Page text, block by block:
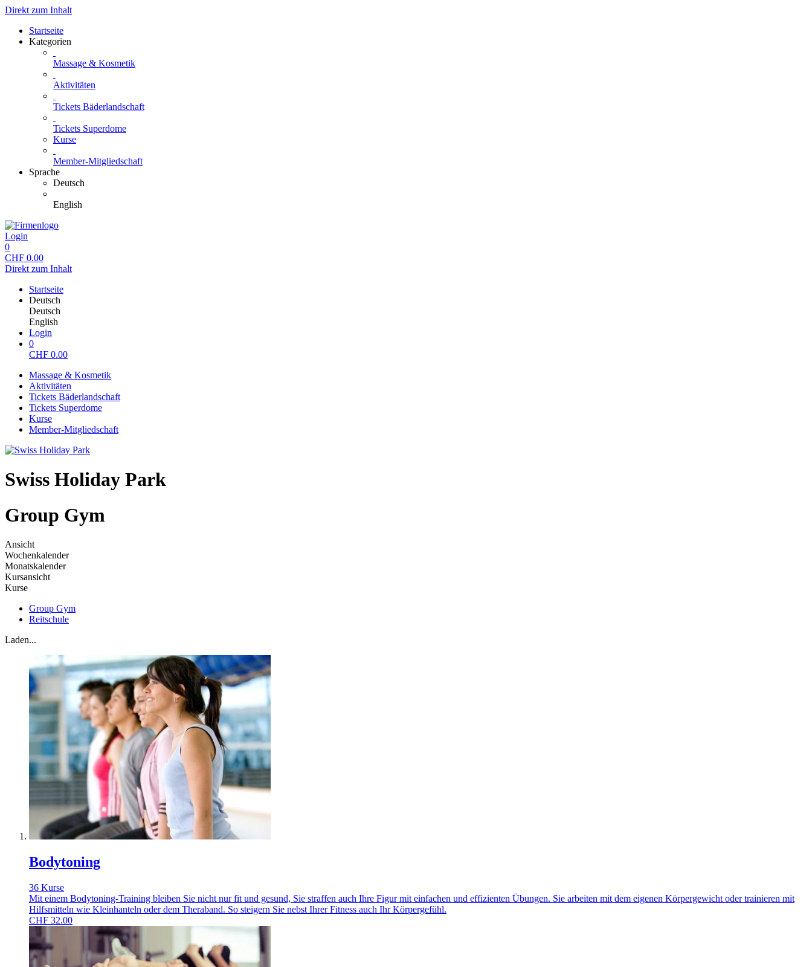
Direkt zum Inhalt
Startseite
Kategorien
Massage & Kosmetik
Aktivitäten
Tickets Bäderlandschaft
Tickets Superdome
Kurse
Member-Mitgliedschaft
Sprache
Deutsch
English
Login
0
CHF 0.00
Direkt zum Inhalt
Startseite
Deutsch
Deutsch
English
Login
0
CHF 0.00
Massage & Kosmetik
Aktivitäten
Tickets Bäderlandschaft
Tickets Superdome
Kurse
Member-Mitgliedschaft
Swiss Holiday Park
Group Gym
Ansicht
Wochenkalender
Monatskalender
Kursansicht
Kurse
Group Gym
Reitschule
Laden...
Bodytoning
36 Kurse
Mit einem Bodytoning-Training bleiben Sie nicht nur fit und gesund, Sie straffen auch Ihre Figur mit einfachen und effizienten Übungen. Sie arbeiten mit dem eigenen Körpergewicht oder trainieren mit
Hilfsmitteln wie Kleinhanteln oder dem Theraband. So steigern Sie nebst Ihrer Fitness auch Ihr Körpergefühl.
CHF 32.00